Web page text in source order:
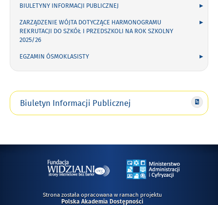
BIULETYNY INFORMACJI PUBLICZNEJ
ZARZĄDZENIE WÓJTA DOTYCZĄCE HARMONOGRAMU
REKRUTACJI DO SZKÓŁ I PRZEDSZKOLI NA ROK SZKOLNY
2025/26
EGZAMIN ÓSMOKLASISTY
Biuletyn Informacji Publicznej
Strona została opracowana w ramach projektu
Polska Akademia Dostępności